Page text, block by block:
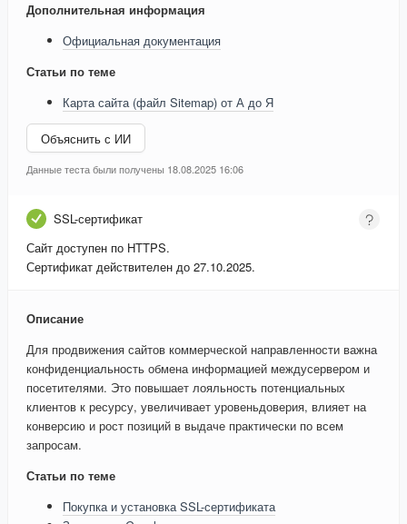
Дополнительная информация
Официальная документация
Статьи по теме
Карта сайта (файл Sitemap) от А до Я
Объяснить с ИИ
Данные теста были получены 18.08.2025 16:06
SSL-сертификат
Сайт доступен по HTTPS.
Сертификат действителен до 27.10.2025.
Описание
Для продвижения сайтов коммерческой направленности важна
конфиденциальность обмена информацией междусервером и
посетителями. Это повышает лояльность потенциальных
клиентов к ресурсу, увеличивает уровеньдоверия, влияет на
конверсию и рост позиций в выдаче практически по всем
запросам.
Статьи по теме
Покупка и установка SSL-сертификата